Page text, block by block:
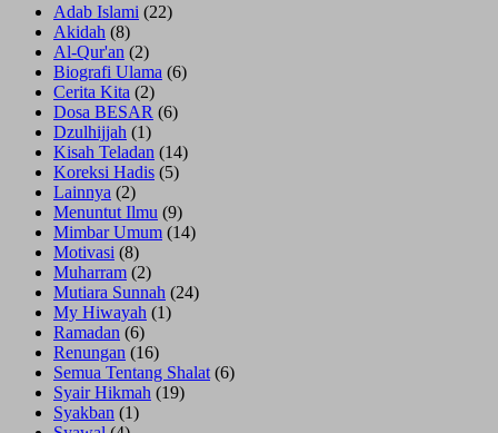
Adab Islami (22)
Akidah (8)
Al-Qur'an (2)
Biografi Ulama (6)
Cerita Kita (2)
Dosa BESAR (6)
Dzulhijjah (1)
Kisah Teladan (14)
Koreksi Hadis (5)
Lainnya (2)
Menuntut Ilmu (9)
Mimbar Umum (14)
Motivasi (8)
Muharram (2)
Mutiara Sunnah (24)
My Hiwayah (1)
Ramadan (6)
Renungan (16)
Semua Tentang Shalat (6)
Syair Hikmah (19)
Syakban (1)